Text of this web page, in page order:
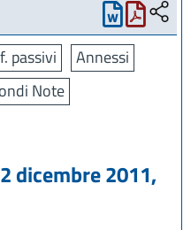
passivi
Annessi
Note
dicembre 2011,